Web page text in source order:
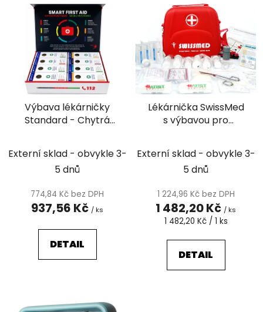
ů
k
Výbava lékárničky
Standard - Chytrá
Externí sklad - obvykle 3-
5 dnů
774,84 Kč bez DPH
937,56 Kč / ks
DETAIL
Lékárnička SwissMed
s výbavou pro
Externí sklad - obvykle 3-
5 dnů
1 224,96 Kč bez DPH
1 482,20 Kč / ks
Měrná
1 482,20 Kč / 1 ks
DETAIL